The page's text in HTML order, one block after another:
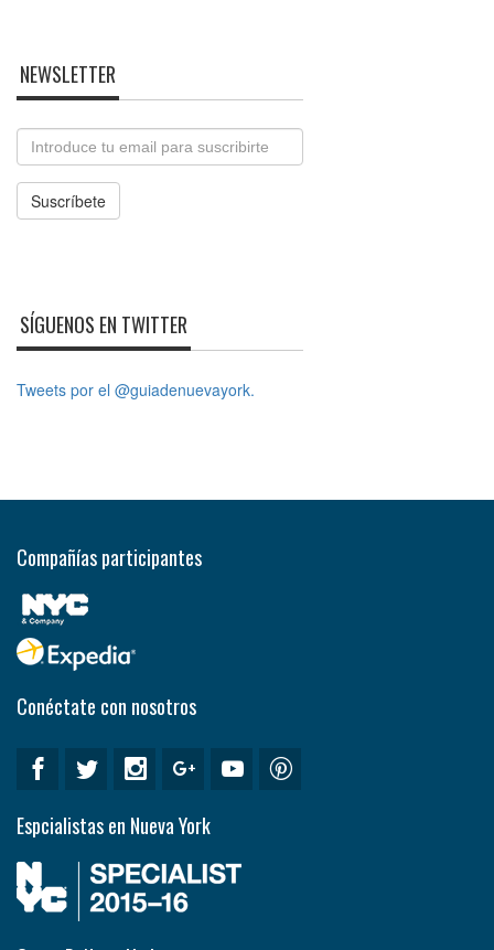
NEWSLETTER
Email
Suscríbete
SÍGUENOS EN TWITTER
Tweets por el @guiadenuevayork.
Compañías participantes
Conéctate con nosotros
Espcialistas en Nueva York